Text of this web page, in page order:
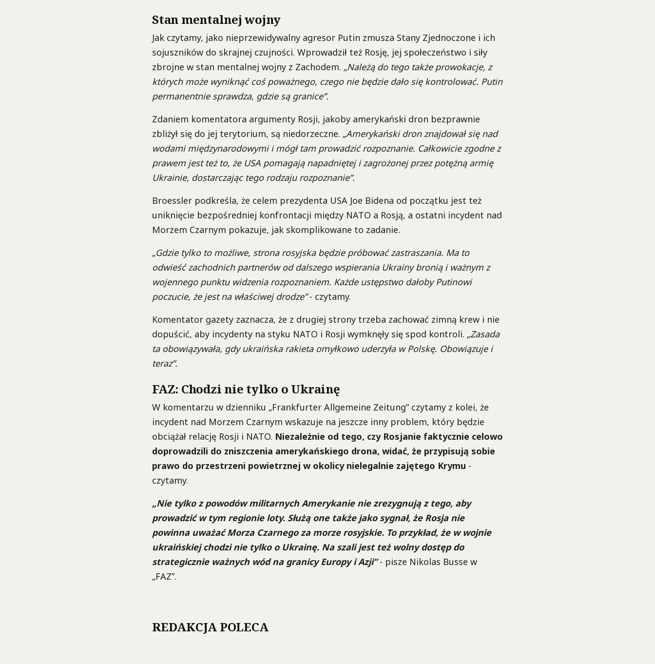
Stan mentalnej wojny
Jak czytamy, jako nieprzewidywalny agresor Putin zmusza Stany Zjednoczone i ich
sojuszników do skrajnej czujności. Wprowadził też Rosję, jej społeczeństwo i siły
zbrojne w stan mentalnej wojny z Zachodem. „Należą do tego także prowokacje, z
których może wyniknąć coś poważnego, czego nie będzie dało się kontrolować. Putin
permanentnie sprawdza, gdzie są granice”.
Zdaniem komentatora argumenty Rosji, jakoby amerykański dron bezprawnie
zbliżył się do jej terytorium, są niedorzeczne. „Amerykański dron znajdował się nad
wodami międzynarodowymi i mógł tam prowadzić rozpoznanie. Całkowicie zgodne z
prawem jest też to, że USA pomagają napadniętej i zagrożonej przez potężną armię
Ukrainie, dostarczając tego rodzaju rozpoznanie”.
Broessler podkreśla, że celem prezydenta USA Joe Bidena od początku jest też
uniknięcie bezpośredniej konfrontacji między NATO a Rosją, a ostatni incydent nad
Morzem Czarnym pokazuje, jak skomplikowane to zadanie.
„Gdzie tylko to możliwe, strona rosyjska będzie próbować zastraszania. Ma to
odwieść zachodnich partnerów od dalszego wspierania Ukrainy bronią i ważnym z
wojennego punktu widzenia rozpoznaniem. Każde ustępstwo dałoby Putinowi
poczucie, że jest na właściwej drodze”- czytamy.
Komentator gazety zaznacza, że z drugiej strony trzeba zachować zimną krew i nie
dopuścić, aby incydenty na styku NATO i Rosji wymknęły się spod kontroli. „Zasada
ta obowiązywała, gdy ukraińska rakieta omyłkowo uderzyła w Polskę. Obowiązuje i
teraz”.
FAZ: Chodzi nie tylko o Ukrainę
W komentarzu w dzienniku „Frankfurter Allgemeine Zeitung” czytamy z kolei, że
incydent nad Morzem Czarnym wskazuje na jeszcze inny problem, który będzie
obciążał relację Rosji i NATO. Niezależnie od tego, czy Rosjanie faktycznie celowo
doprowadzili do zniszczenia amerykańskiego drona, widać, że przypisują sobie
prawo do przestrzeni powietrznej w okolicy nielegalnie zajętego Krymu -
czytamy.
„Nie tylko z powodów militarnych Amerykanie nie zrezygnują z tego, aby
prowadzić w tym regionie loty. Służą one także jako sygnał, że Rosja nie
powinna uważać Morza Czarnego za morze rosyjskie. To przykład, że w wojnie
ukraińskiej chodzi nie tylko o Ukrainę. Na szali jest też wolny dostęp do
strategicznie ważnych wód na granicy Europy i Azji”- pisze Nikolas Busse w
„FAZ”.
REDAKCJA POLECA